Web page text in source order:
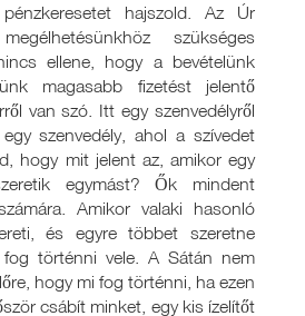
hajszold. Az Úr
szükséges
ellene, hogy a bevételünk
magasabb fizetést jelentő
van szó. Itt egy szenvedélyről
szenvedély, ahol a szívedet
hogy mit jelent az, amikor egy
egymást? Ők mindent
Amikor valaki hasonló
és egyre többet szeretne
történni vele. A Sátán nem
hogy mi fog történni, ha ezen
csábít minket, egy kis ízelítőt